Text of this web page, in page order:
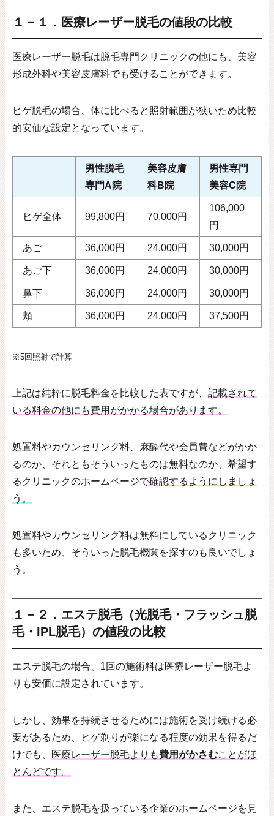
１－１．医療レーザー脱毛の値段の比較
医療レーザー脱毛は脱毛専門クリニックの他にも、美容
形成外科や美容皮膚科でも受けることができます。
ヒゲ脱毛の場合、体に比べると照射範囲が狭いため比較
的安価な設定となっています。
男性脱毛
専門A院
美容皮膚
科B院
男性専門
美容C院
ヒゲ全体 99,800円 70,000円
106,000
円
あご 36,000円 24,000円 30,000円
あご下 36,000円 24,000円 30,000円
鼻下 36,000円 24,000円 30,000円
頬 36,000円 24,000円 37,500円
※5回照射で計算
上記は純粋に脱毛料金を比較した表ですが、 記載されて
いる料金の他にも費用がかかる場合があります。
処置料やカウンセリング料、麻酔代や会員費などがかか
るのか、それともそういったものは無料なのか、希望す
るクリニックのホームページで確認するようにしましょ
う。
処置料やカウンセリング料は無料にしているクリニック
も多いため、そういった脱毛機関を探すのも良いでしょ
う。
１－２．エステ脱毛（光脱毛・フラッシュ脱
毛・IPL脱毛）の値段の比較
エステ脱毛の場合、 1回の施術料は医療レーザー脱毛よ
りも安価に設定されています。
しかし、効果を持続させるためには施術を受け続ける必
要があるため、ヒゲ剃りが楽になる程度の効果を得るだ
けでも、
医療レーザー脱毛よりも費用がかさむことがほ
とんどです。
また、エステ脱毛を扱っている企業のホームページを見